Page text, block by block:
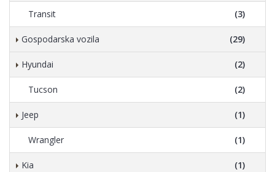
Transit (3)
Gospodarska vozila (29)
Hyundai (2)
Tucson (2)
Jeep (1)
Wrangler (1)
Kia (1)